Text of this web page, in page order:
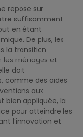
repose sur
suffisamment
en étant
De plus, les
la transition
les ménages et
doit
comme des aides
aux
bien appliquée, la
pour atteindre les
l’innovation et